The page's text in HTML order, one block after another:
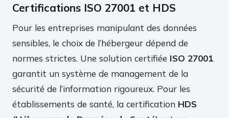
Certifications ISO 27001 et HDS
Pour les entreprises manipulant des données
sensibles, le choix de l’hébergeur dépend de
normes strictes. Une solution certifiée ISO 27001
garantit un système de management de la
sécurité de l’information rigoureux. Pour les
établissements de santé, la certification HDS